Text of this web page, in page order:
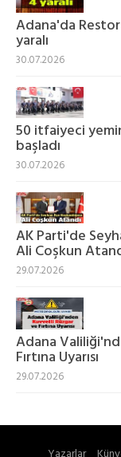
Adana'da
yaralı
30.07.2026
50 itfaiyeci
başladı
30.07.2026
AK Parti'de
Ali Coşkun
29.07.2026
Adana
Fırtına Uyarısı
29.07.2026